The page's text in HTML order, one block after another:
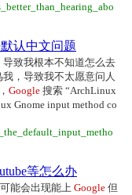
认中文问题
导致我根本不知道怎么去
，导致我不太愿意问人
Google 搜索 “ArchLinux
Gnome input method co
等怎么办
能会出现能上 Google 但